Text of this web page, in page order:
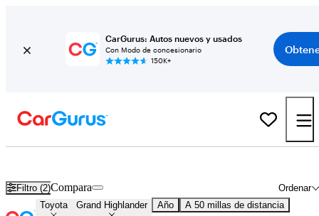
CarGurus: Autos nuevos y usados
Con Modo de concesionario
150K+
Filtro (2) Ordenar
Compara
Toyota Grand Highlander Año A 50 millas de distancia